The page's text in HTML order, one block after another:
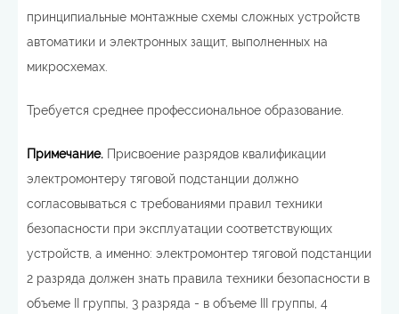
принципиальные монтажные схемы сложных устройств
автоматики и электронных защит, выполненных на
микросхемах.
Требуется среднее профессиональное образование.
Примечание. Присвоение разрядов квалификации
электромонтеру тяговой подстанции должно
согласовываться с требованиями правил техники
безопасности при эксплуатации соответствующих
устройств, а именно: электромонтер тяговой подстанции
2 разряда должен знать правила техники безопасности в
объеме II группы, 3 разряда - в объеме III группы, 4